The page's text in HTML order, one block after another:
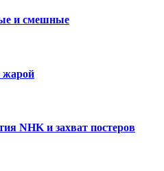
и смешные
жарой
NHK и захват постеров